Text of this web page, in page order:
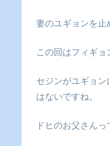
妻のユギョンを止
この回はフィギ
セジンがユギョ
はないですね。
ドヒのお父さん